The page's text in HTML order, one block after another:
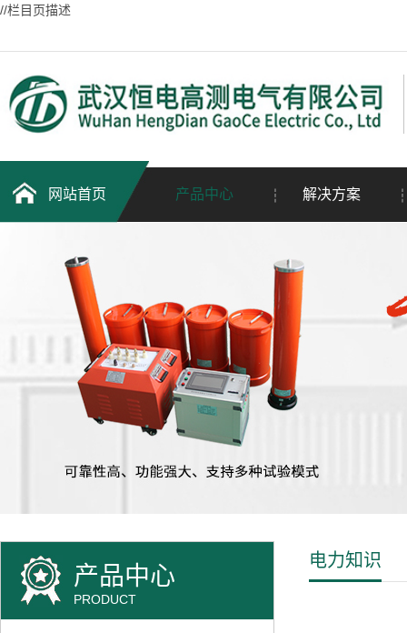
//栏目页描述
网站首页 产品中心 解决方案
产品中心
PRODUCT
电力知识